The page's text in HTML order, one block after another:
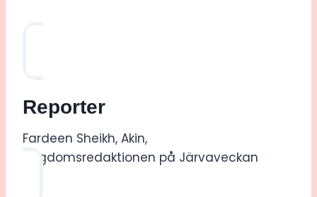
Reporter
Fardeen Sheikh, Akin,
Ungdomsredaktionen på Järvaveckan